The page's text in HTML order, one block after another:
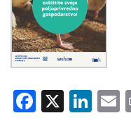
Facebook
X